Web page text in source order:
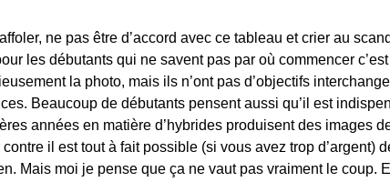
ne pas être d’accord avec ce tableau et crier au
les débutants qui ne savent pas par où commencer
la photo, mais ils n’ont pas d’objectifs
Beaucoup de débutants pensent aussi qu’il est
années en matière d’hybrides produisent des images
il est tout à fait possible (si vous avez trop
Mais moi je pense que ça ne vaut pas vraiment le coup.